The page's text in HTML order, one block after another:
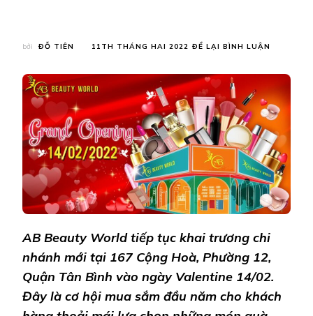
bởi ĐỖ TIÊN 11TH THÁNG HAI 2022 ĐỂ LẠI BÌNH LUẬN
KHAI
TRƯƠNG
SIÊU
THỊ
MỸ
PHẨM
–
CHI
NHÁNH
CỘNG
CƠ
SĂN
QUÀ
GIÁ
AB Beauty World tiếp tục khai trương chi
nhánh mới tại 167 Cộng Hoà, Phường 12,
Quận Tân Bình vào ngày Valentine 14/02.
Đây là cơ hội mua sắm đầu năm cho khách